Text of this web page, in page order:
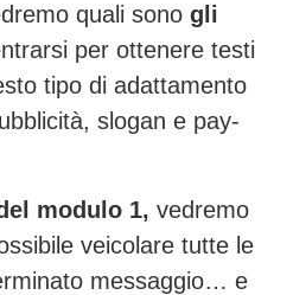
quali sono gli
per ottenere testi
tipo di adattamento
slogan e pay-
modulo 1, vedremo
veicolare tutte le
messaggio… e